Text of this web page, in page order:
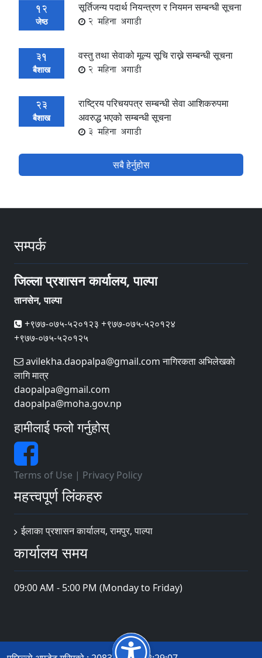
12
जेष्ठ
सूर्तिजन्य पदार्थ नियन्त्रण र नियमन सम्बन्धी सूचना
2 महिना अगाडी
31
बैशाख
वस्तु तथा सेवाको मूल्य सूचि राख्ने सम्बन्धी सूचना
2 महिना अगाडी
23
बैशाख
राष्ट्रिय परिचयपत्र सम्बन्धी सेवा आ‌‌शिकरुपमा
अवरुद्ध भएको सम्बन्धी सूचना
3 महिना अगाडी
सबै हेर्नुहोस
सम्पर्क
जिल्ला प्रशासन कार्यालय, पाल्पा
तानसेन, पाल्पा
+९७७-०७५-५२०१२३ +९७७-०७५-५२०१२४
+९७७-०७५-५२०१२५
avilekha.daopalpa@gmail.com नागिरकता अभिलेखकाे
लागि मात्र
daopalpa@gmail.com
daopalpa@moha.gov.np
हामीलाई फलो गर्नुहोस्
Terms of Use | Privacy Policy
महत्त्वपूर्ण लिंकहरु
ईलाका प्रशासन कार्यालय, रामपुर, पाल्पा
कार्यालय समय
09:00 AM - 5:00 PM (Monday to Friday)